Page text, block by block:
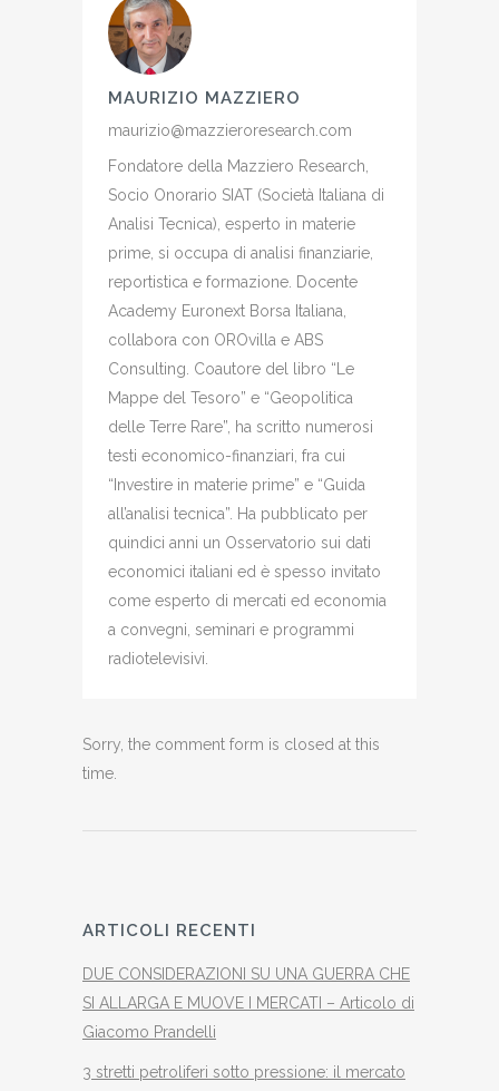
MAURIZIO MAZZIERO
maurizio@mazzieroresearch.com
Fondatore della Mazziero Research,
Socio Onorario SIAT (Società Italiana di
Analisi Tecnica), esperto in materie
prime, si occupa di analisi finanziarie,
reportistica e formazione. Docente
Academy Euronext Borsa Italiana,
collabora con OROvilla e ABS
Consulting. Coautore del libro “Le
Mappe del Tesoro” e “Geopolitica
delle Terre Rare”, ha scritto numerosi
testi economico-finanziari, fra cui
“Investire in materie prime” e “Guida
all’analisi tecnica”. Ha pubblicato per
quindici anni un Osservatorio sui dati
economici italiani ed è spesso invitato
come esperto di mercati ed economia
a convegni, seminari e programmi
radiotelevisivi.
Sorry, the comment form is closed at this
time.
ARTICOLI RECENTI
DUE CONSIDERAZIONI SU UNA GUERRA CHE
SI ALLARGA E MUOVE I MERCATI – Articolo di
Giacomo Prandelli
3 stretti petroliferi sotto pressione: il mercato